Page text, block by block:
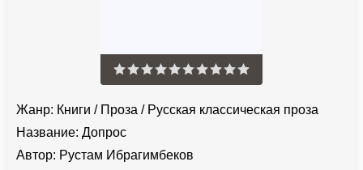
Жанр: Книги / Проза / Русская классическая проза
Название: Допрос
Автор: Рустам Ибрагимбеков